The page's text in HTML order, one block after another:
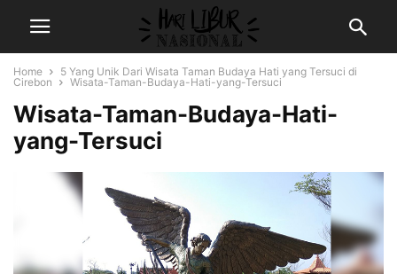
Home
5 Yang Unik Dari Wisata Taman Budaya Hati yang Tersuci di
Cirebon
Wisata-Taman-Budaya-Hati-yang-Tersuci
Wisata-Taman-Budaya-Hati-
yang-Tersuci